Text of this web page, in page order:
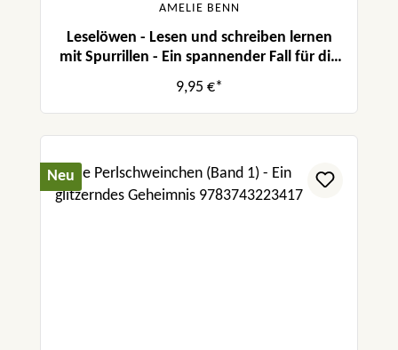
AMELIE BENN
Leselöwen - Lesen und schreiben lernen
mit Spurrillen - Ein spannender Fall für die
Polizei
9,95 €*
Neu